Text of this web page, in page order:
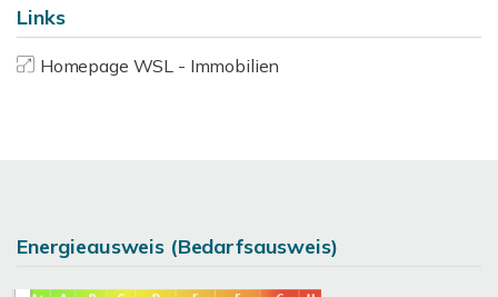
Links
Homepage WSL - Immobilien
Energieausweis (Bedarfsausweis)